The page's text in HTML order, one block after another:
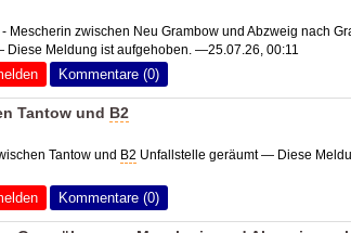
Mescherin zwischen Neu Grambow und Abzweig nach
Meldung ist aufgehoben. —25.07.26, 00:11
Kommentare (0)
Tantow und B2
Tantow und B2 Unfallstelle geräumt — Diese
Kommentare (0)